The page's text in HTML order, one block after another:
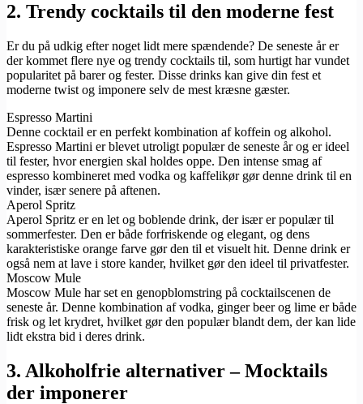
2. Trendy cocktails til den moderne fest
Er du på udkig efter noget lidt mere spændende? De seneste år er
der kommet flere nye og trendy cocktails til, som hurtigt har vundet
popularitet på barer og fester. Disse drinks kan give din fest et
moderne twist og imponere selv de mest kræsne gæster.
Espresso Martini
Denne cocktail er en perfekt kombination af koffein og alkohol.
Espresso Martini er blevet utroligt populær de seneste år og er ideel
til fester, hvor energien skal holdes oppe. Den intense smag af
espresso kombineret med vodka og kaffelikør gør denne drink til en
vinder, især senere på aftenen.
Aperol Spritz
Aperol Spritz er en let og boblende drink, der især er populær til
sommerfester. Den er både forfriskende og elegant, og dens
karakteristiske orange farve gør den til et visuelt hit. Denne drink er
også nem at lave i store kander, hvilket gør den ideel til privatfester.
Moscow Mule
Moscow Mule har set en genopblomstring på cocktailscenen de
seneste år. Denne kombination af vodka, ginger beer og lime er både
frisk og let krydret, hvilket gør den populær blandt dem, der kan lide
lidt ekstra bid i deres drink.
3. Alkoholfrie alternativer – Mocktails
der imponerer